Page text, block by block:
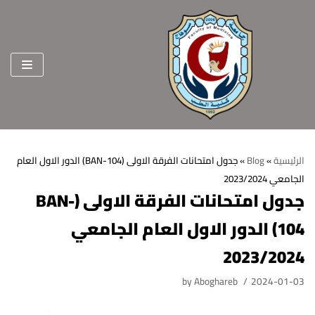
الرئيسية
عن الكلية
الرؤية والرسالة
الاهداف الاستراتيجية
الأقسام العلمية
قطاعات الكلية
الرئيسية»
Blog
»
جدول امتحانات الفرقة الاولى (BAN-104) الدور الاول العام
الجامعي 2023/2024
جدول امتحانات الفرقة الاولى (BAN-
104) الدور الاول العام الجامعي
2023/2024
byAboghareb 2024-01-03